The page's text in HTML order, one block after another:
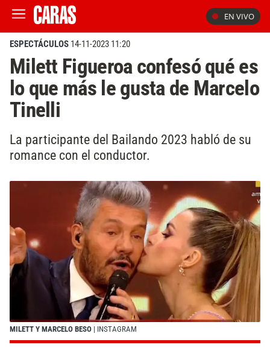
EN VIVO
ESPECTÁCULOS 14-11-2023 11:20
Milett Figueroa confesó qué es
lo que más le gusta de Marcelo
Tinelli
La participante del Bailando 2023 habló de su
romance con el conductor.
MILETT Y MARCELO BESO | INSTAGRAM